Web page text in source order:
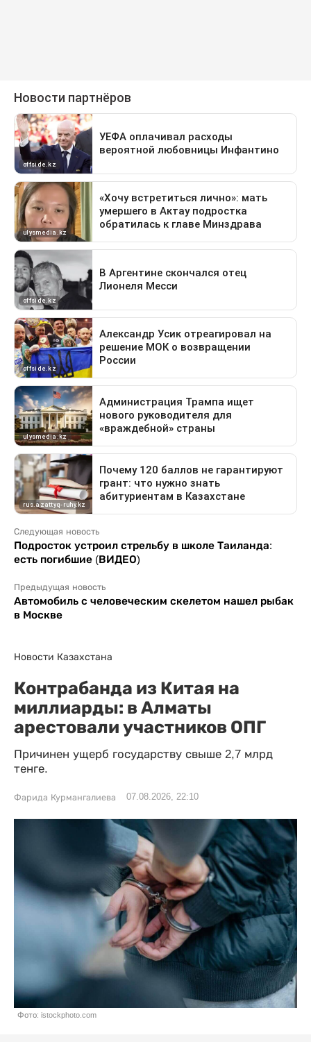
Следующая новость
Подросток устроил стрельбу в школе Таиланда:
есть погибшие (ВИДЕО)
Предыдущая новость
Автомобиль с человеческим скелетом нашел рыбак
в Москве
Новости Казахстана
Контрабанда из Китая на
миллиарды: в Алматы
арестовали участников ОПГ
Причинен ущерб государству свыше 2,7 млрд
тенге.
Фарида Курмангалиева 07.08.2026, 22:10
Фото: istockphoto.com